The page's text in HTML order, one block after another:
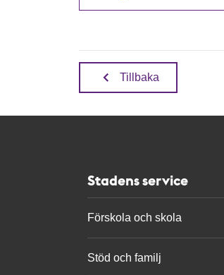
Tillbaka
Stadens service
Förskola och skola
Stöd och familj